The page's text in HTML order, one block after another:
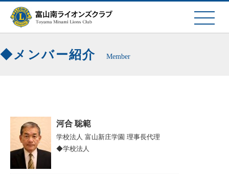
メンバー紹介 Member
河合 聡範
学校法人 富山新庄学園 理事長代理
◆学校法人